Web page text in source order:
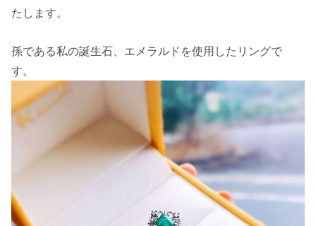
たします。
孫である私の誕生石、エメラルドを使用したリングで
す。